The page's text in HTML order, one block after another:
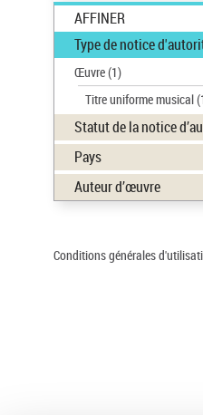
AFFINER
Type de notice
Œuvre(1)
Titre uniforme musical
Statut de la notice
Pays
Auteur d’œuvre
Conditions générales